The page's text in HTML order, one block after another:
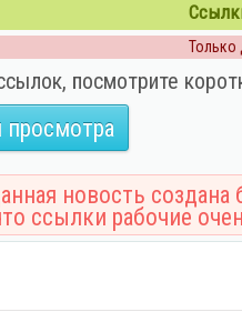
Только
посмотрите
новость создана
ссылки рабочие